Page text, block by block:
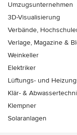
Umzugsunternehmen
3D-Visualisierung
Verbände,
Verlage, Magazine &
Weinkeller
Elektriker
Lüftungs- und
Klär- &
Klempner
Solaranlagen